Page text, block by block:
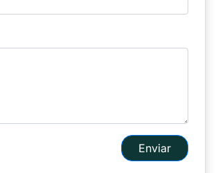
Enviar